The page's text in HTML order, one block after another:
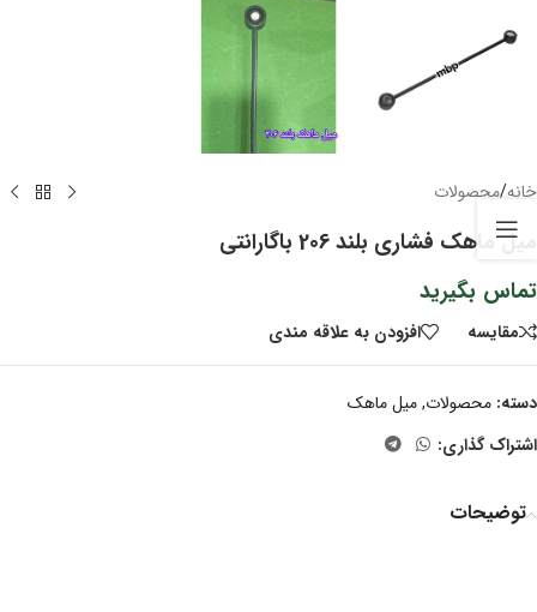
خانه/محصولات
میل ماهک فشاری بلند 206 باگارانتی
تماس بگیرید
مقايسه افزودن به علاقه مندی
دسته: محصولات,میل ماهک
اشتراک گذاری:
توضیحات